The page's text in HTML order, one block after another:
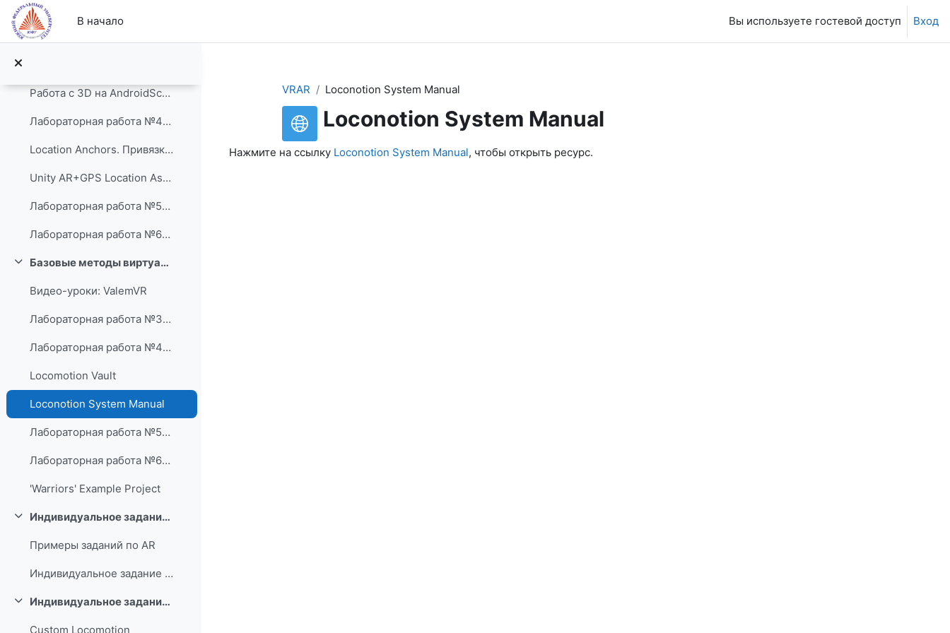
Перейти к основному содержанию
В начало
Вы используете гостевой доступ Вход
Лабораторная работа №2
Свернуть
Работа с 3D на AndroidSceneForm - depricated: http...
Лабораторная работа №4AR. Image Tracking. Галерея 3D
Location Anchors. Привязка к гео-даннымARCore: htt...
Unity AR+GPS Location Asset Pack
Лабораторная работа №5AR. Location Tracking. Привязка к координатам.
Лабораторная работа №6AR. UI. Защита от дурака
Свернуть Базовые методы виртуальной реальности
Видео-уроки: ValemVR
Лабораторная работа №3VR Camera and controller setup. Аркада
Лабораторная работа №4VR Object manipulation. Escape room
Locomotion Vault
Loconotion System Manual
Лабораторная работа №5VR Locomotion. Obstacle course
Лабораторная работа №6VR UI. Options and Exit
'Warriors' Example Project
Свернуть Индивидуальное задание по AR
Примеры заданий по AR
Индивидуальное задание AR
Свернуть Индивидуальное задание по VR
Custom Locomotion
VRAR Loconotion System Manual
Loconotion System Manual
Нажмите на ссылку Loconotion System Manual, чтобы открыть ресурс.